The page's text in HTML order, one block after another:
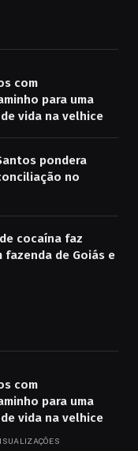
com
para uma
vida na velhice
pondera
no
cocaína faz
de Goiás e
com
para uma
vida na velhice